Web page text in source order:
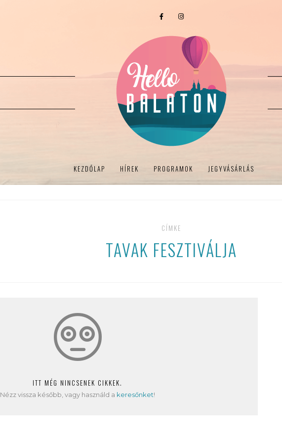
KEZDŐLAP HÍREK PROGRAMOK JEGYVÁSÁRLÁS
CÍMKE
TAVAK FESZTIVÁLJA
ITT MÉG NINCSENEK CIKKEK.
Nézz vissza később, vagy használd a keresőnket!